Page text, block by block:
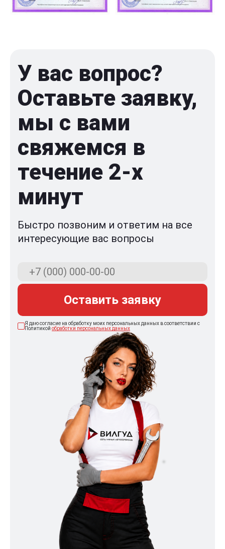
У вас вопрос?
Оставьте заявку,
мы с вами
свяжемся в
течение 2-x
минут
Быстро позвоним и ответим на все
интересующие вас вопросы
Оставить заявку
Я даю согласие на обработку моих персональных данных в соответствии с
Политикой обработки персональных данных